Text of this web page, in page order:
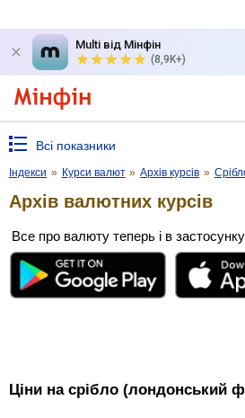
Multi від Мінфін
(8,9K+)
Всі показники
Індекси » Курси валют » Архів курсів »
Архів валютних курсів
Все про валюту теперь і в
Ціни на срібло (лондонський